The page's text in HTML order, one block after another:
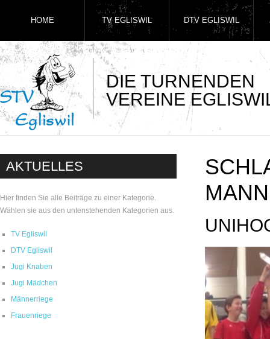
DIE TURNENDEN
VEREINE
HOME TV EGLISWIL DTV EGLISWIL
AKTUELLES
Hier finden Sie alle Beiträge zu einer Kategorie.
Wählen sie aus den untenstehenden Kategorien aus.
TV Egliswil
DTV Egliswil
Jugi Knaben
Jugi Mädchen
Männerriege
Frauenriege